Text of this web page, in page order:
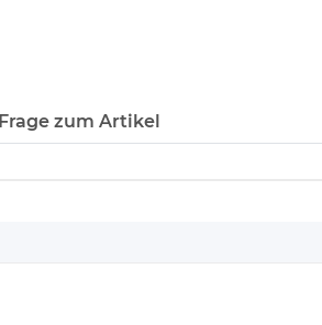
Frage zum Artikel